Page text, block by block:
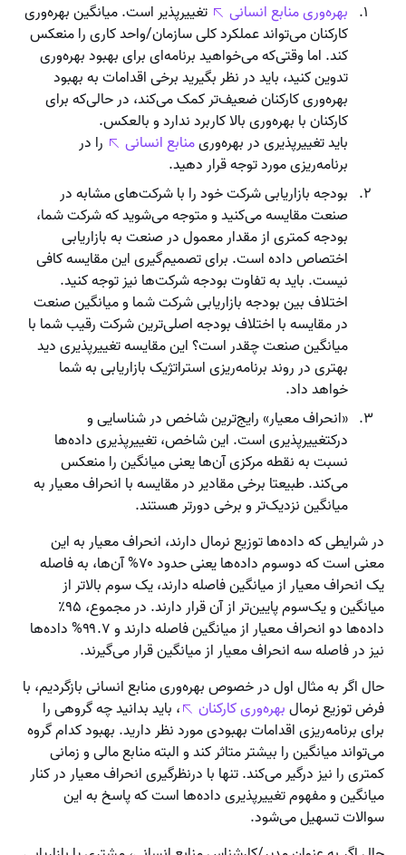
بهره‌وری منابع انسانی
تغییرپذیر است. میانگین بهره‌وری
کارکنان می‌تواند عملکرد کلی سازمان/واحد کاری را منعکس
کند. اما وقتی‌که می‌خواهید برنامه‌ای برای بهبود بهره‌وری
تدوین کنید، باید در نظر بگیرید برخی اقدامات به بهبود
بهره‌وری کارکنان ضعیف‌تر کمک می‌کند، در حالی‌که برای
کارکنان با بهره‌وری بالا کاربرد ندارد و بالعکس.
باید تغییرپذیری در بهره‌وریمنابع انسانی
را در
برنامه‌ریزی مورد توجه قرار دهید.
بودجه بازاریابی شرکت خود را با شرکت‌های مشابه در
صنعت مقایسه می‌کنید و متوجه می‌شوید که شرکت شما،
بودجه کمتری از مقدار معمول در صنعت به بازاریابی
اختصاص داده است. برای تصمیم‌گیری این مقایسه کافی
نیست. باید به تفاوت بودجه شرکت‌ها نیز توجه کنید.
اختلاف بین بودجه بازاریابی شرکت شما و میانگین صنعت
در مقایسه با اختلاف بودجه اصلی‌ترین شرکت رقیب شما با
میانگین صنعت چقدر است؟ این مقایسه تغییرپذیری دید
بهتری در روند برنامه‌ریزی استراتژیک بازاریابی به شما
خواهد داد.
«انحراف معیار» رایج‌ترین شاخص در شناسایی و
درکتغییرپذیری است. این شاخص، تغییرپذیری داده‌ها
نسبت به نقطه مرکزی آن‌ها یعنی میانگین را منعکس
می‌کند. طبیعتا برخی مقادیر در مقایسه با انحراف معیار به
میانگین نزدیک‌تر و برخی دورتر هستند.
در شرایطی که داده‌ها توزیع نرمال دارند، انحراف معیار به این
معنی است که دو‌سوم داده‌ها یعنی حدود ۷۰% آن‌ها، به فاصله
یک انحراف معیار از میانگین فاصله دارند، یک سوم بالاتر از
میانگین و یک‌سوم پایین‌تر از آن قرار دارند. در مجموع، ۹۵٪
داده‌ها دو انحراف معیار از میانگین فاصله دارند و ۹۹.۷% داده‌ها
نیز در فاصله سه انحراف معیار از میانگین قرار می‌گیرند.
حال اگر به مثال اول در خصوص بهره‌وری منابع انسانی بازگردیم، با
فرض توزیع نرمالبهره‌وری کارکنان
، باید بدانید چه گروهی را
برای برنامه‌ریزی اقدامات بهبودی مورد نظر دارید. بهبود کدام گروه
می‌تواند میانگین را بیشتر متاثر کند و البته منابع مالی و زمانی
کمتری را نیز درگیر می‌کند. تنها با درنظرگیری انحراف معیار در کنار
میانگین و مفهوم تغییرپذیری داده‌ها است که پاسخ به این
سوالات تسهیل می‌شود.